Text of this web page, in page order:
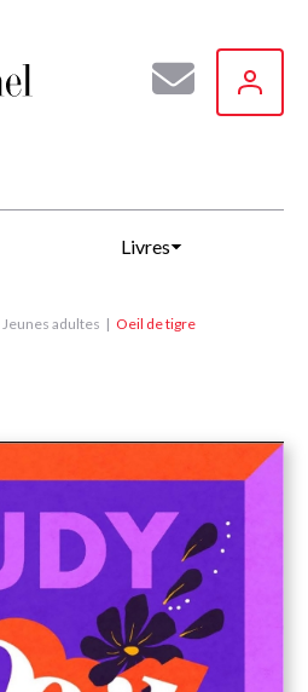
Livres
Jeunes adultes Oeil de tigre